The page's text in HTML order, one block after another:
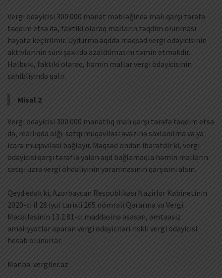
Vergi ödəyicisi 300.000 manat məbləğində malı qarşı tərəfə
təqdim etsə də, faktiki olaraq malların təqdim olunması
həyata keçirilmir. Uydurma əqddə məqsəd vergi ödəyicisinin
aktivlərinin süni şəkildə azaldılmasını təmin etməkdir.
Halbuki, faktiki olaraq, həmin mallar vergi ödəyicisinin
sahibliyində qalır.
Misal 2
Vergi ödəyicisi 300.000 manatlıq malı qarşı tərəfə təqdim etsə
də, reallıqda alğı-satqı müqaviləsi əvəzinə saxlanılma və ya
icarə müqaviləsi bağlayır. Məqsəd ondan ibarətdir ki, vergi
ödəyicisi qarşı tərəflə yalan əqd bağlamaqla həmin malların
satışı üzrə vergi öhdəliyinin yaranmasının qarşısını alsın.
Qeyd edək ki, Azərbaycan Respublikası Nazirlər Kabinetinin
2020-ci il 28 iyul tarixli 265 nömrəli Qərarına və Vergi
Məcəlləsinin 13.2.81-ci maddəsinə əsasən, əmtəəsiz
əməliyyatlar aparan vergi ödəyiciləri riskli vergi ödəyicisi
hesab olunurlar.
Mənbə: vergiler.az